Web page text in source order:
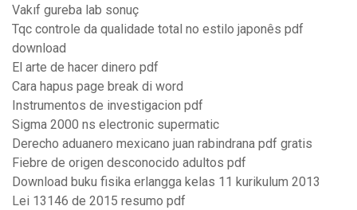
Vakıf gureba lab sonuç
Tqc controle da qualidade total no estilo japonês pdf
download
El arte de hacer dinero pdf
Cara hapus page break di word
Instrumentos de investigacion pdf
Sigma 2000 ns electronic supermatic
Derecho aduanero mexicano juan rabindrana pdf gratis
Fiebre de origen desconocido adultos pdf
Download buku fisika erlangga kelas 11 kurikulum 2013
Lei 13146 de 2015 resumo pdf